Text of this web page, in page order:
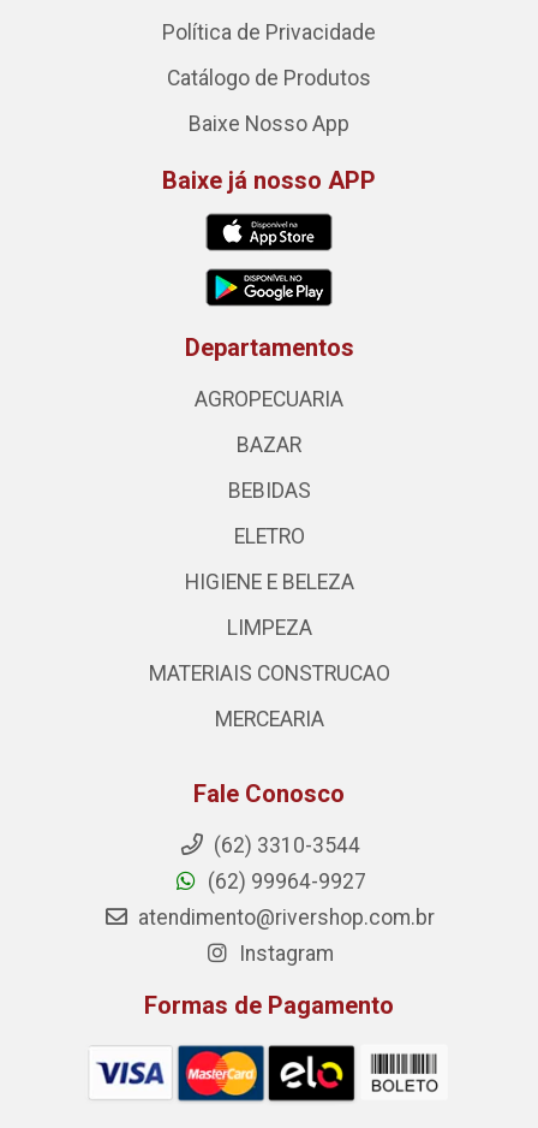
Política de Privacidade
Catálogo de Produtos
Baixe Nosso App
Baixe já nosso APP
Departamentos
AGROPECUARIA
BAZAR
BEBIDAS
ELETRO
HIGIENE E BELEZA
LIMPEZA
MATERIAIS CONSTRUCAO
MERCEARIA
Fale Conosco
(62) 3310-3544
(62) 99964-9927
atendimento@rivershop.com.br
Instagram
Formas de Pagamento